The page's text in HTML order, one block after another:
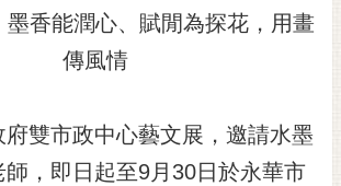
墨香能潤心、賦閒為探花，用畫
傳風情
市政中心藝文展，邀請水墨
，即日起至9月30日於永華市